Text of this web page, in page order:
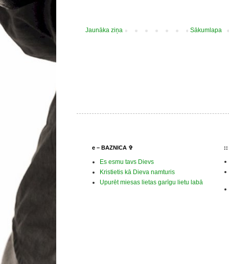
Jaunāka ziņa Sākumlapa
e – BAZNICA ✞
Es esmu tavs Dievs
Kristietis kā Dieva namturis
Upurēt miesas lietas garīgu lietu labā
::